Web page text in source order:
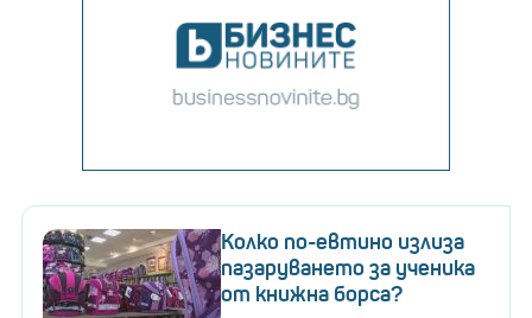
Колко по-евтино излиза
пазаруването за ученика
от книжна борса?